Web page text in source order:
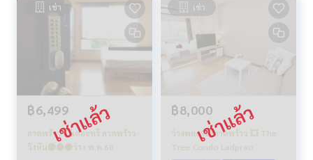
เช่า
฿6,499
ลาดพร้าว 💥เดอะทรี ลาดพร้าว-
วังหิน🔴🟢🟡ว่าง พ.ค.68
เช่า
฿8,000
ว่างพย69💥ลาดพร้าว 💥 The
Tree Condo Ladprao